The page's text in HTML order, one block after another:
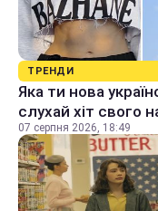
ТРЕНДИ
Яка ти нова
слухай хіт свого
07 серпня 2026, 18:49